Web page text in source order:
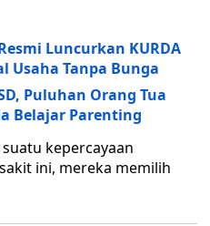
Luncurkan KURDA
Usaha Tanpa Bunga
Puluhan Orang Tua
Belajar Parenting
kepercayaan
ini, mereka memilih